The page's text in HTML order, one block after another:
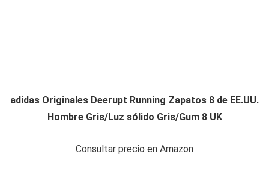
adidas Originales Deerupt Running Zapatos 8 de EE.UU.
Hombre Gris/Luz sólido Gris/Gum 8 UK
Consultar precio en Amazon